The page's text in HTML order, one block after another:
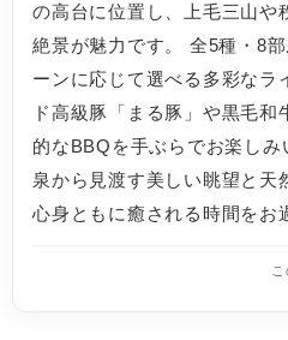
の高台に位置し、上毛三山や
絶景が魅力です。 全5種・8
ーンに応じて選べる多彩なラ
ド高級豚「まる豚」や黒毛
的なBBQを手ぶらでお楽し
泉から見渡す美しい眺望と天
心身ともに癒される時間をお